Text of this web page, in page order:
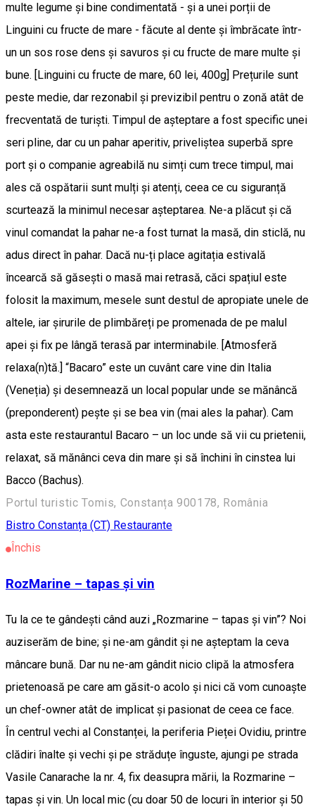
multe legume și bine condimentată - și a unei porții de
Linguini cu fructe de mare - făcute al dente și îmbrăcate într-
un un sos rose dens și savuros și cu fructe de mare multe și
bune. [Linguini cu fructe de mare, 60 lei, 400g] Prețurile sunt
peste medie, dar rezonabil și previzibil pentru o zonă atât de
frecventată de turiști. Timpul de așteptare a fost specific unei
seri pline, dar cu un pahar aperitiv, priveliștea superbă spre
port și o companie agreabilă nu simți cum trece timpul, mai
ales că ospătarii sunt mulți și atenți, ceea ce cu siguranță
scurtează la minimul necesar așteptarea. Ne-a plăcut și că
vinul comandat la pahar ne-a fost turnat la masă, din sticlă, nu
adus direct în pahar. Dacă nu-ți place agitația estivală
încearcă să găsești o masă mai retrasă, căci spațiul este
folosit la maximum, mesele sunt destul de apropiate unele de
altele, iar șirurile de plimbăreți pe promenada de pe malul
apei și fix pe lângă terasă par interminabile. [Atmosferă
relaxa(n)tă.] “Bacaro” este un cuvânt care vine din Italia
(Veneția) și desemnează un local popular unde se mănâncă
(preponderent) pește și se bea vin (mai ales la pahar). Cam
asta este restaurantul Bacaro – un loc unde să vii cu prietenii,
relaxat, să mănânci ceva din mare și să închini în cinstea lui
Bacco (Bachus).
Portul turistic Tomis, Constanța 900178, România
Bistro Constanța (CT) Restaurante
Închis
RozMarine – tapas și vin
Tu la ce te gândești când auzi „Rozmarine – tapas și vin”? Noi
auziserăm de bine; și ne-am gândit și ne așteptam la ceva
mâncare bună. Dar nu ne-am gândit nicio clipă la atmosfera
prietenoasă pe care am găsit-o acolo și nici că vom cunoaște
un chef-owner atât de implicat și pasionat de ceea ce face.
În centrul vechi al Constanței, la periferia Pieței Ovidiu, printre
clădiri înalte și vechi și pe străduțe înguste, ajungi pe strada
Vasile Canarache la nr. 4, fix deasupra mării, la Rozmarine –
tapas și vin. Un local mic (cu doar 50 de locuri în interior și 50